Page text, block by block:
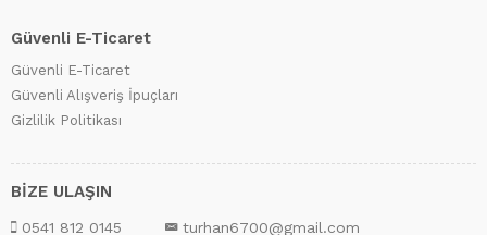
Güvenli E-Ticaret
Güvenli E-Ticaret
Güvenli Alışveriş İpuçları
Gizlilik Politikası
BİZE ULAŞIN
0541 812 0145 turhan6700@gmail.com